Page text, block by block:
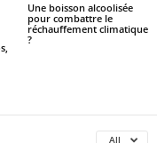
Une boisson alcoolisée
pour combattre le
réchauffement climatique
?
All